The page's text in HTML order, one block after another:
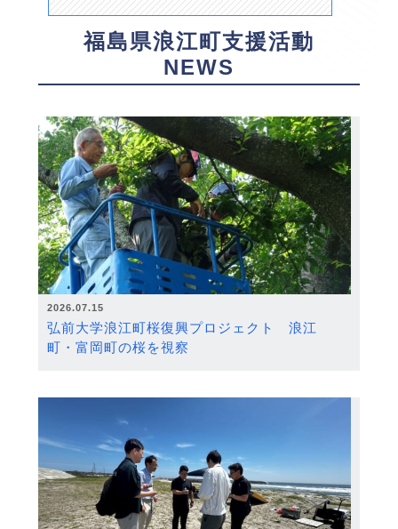
福島県浪江町支援活動
NEWS
2026.07.15
弘前大学浪江町桜復興プロジェクト 浪江
町・富岡町の桜を視察